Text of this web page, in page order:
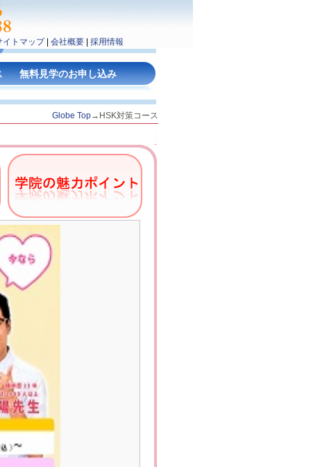
イトマップ| 会社概要| 採用情報
無料見学のお申し込み
Globe Top→HSK対策コース